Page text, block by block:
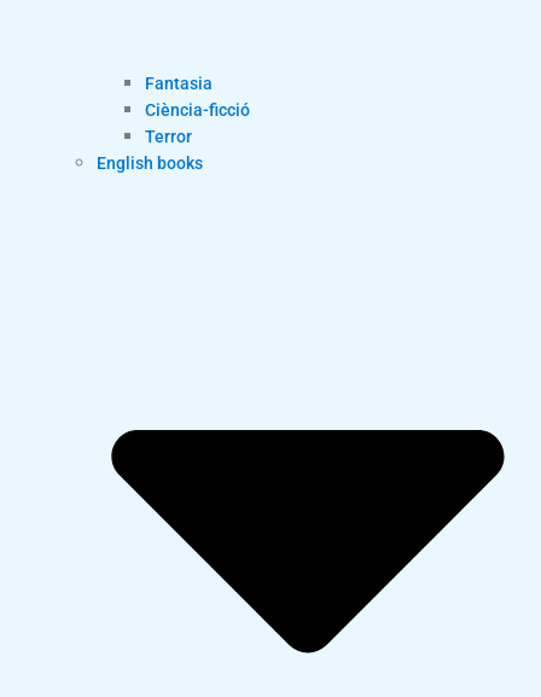
Fantasia
Ciència-ficció
Terror
English books